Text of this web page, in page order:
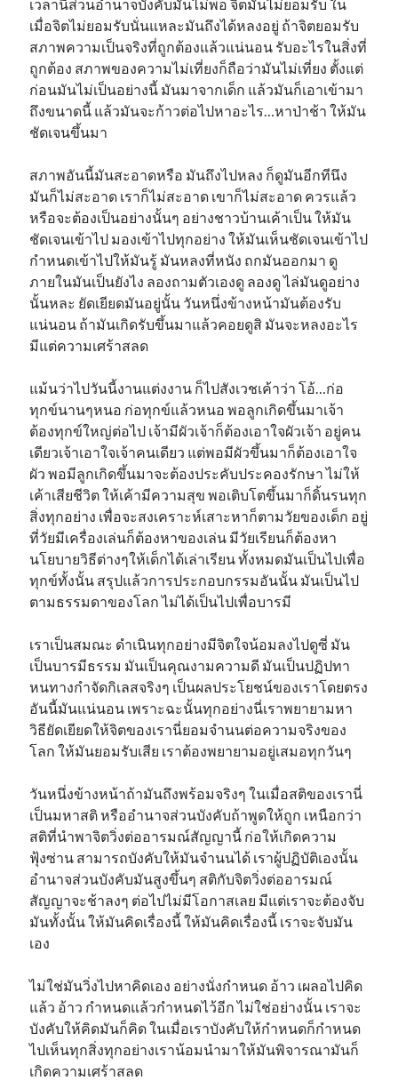
เวลานี้ส่วนอำนาจบังคับมันไม่พอ จิตมันไม่ยอมรับ ใน
เมื่อจิตไม่ยอมรับนั่นแหละมันถึงได้หลงอยู่ ถ้าจิตยอมรับ
สภาพความเป็นจริงที่ถูกต้องแล้วแน่นอน รับอะไรในสิ่งที่
ถูกต้อง สภาพของความไม่เที่ยงก็ถือว่ามันไม่เที่ยง ตั้งแต่
ก่อนมันไม่เป็นอย่างนี้ มันมาจากเด็ก แล้วมันก็เอาเข้ามา
ถึงขนาดนี้ แล้วมันจะก้าวต่อไปหาอะไร…หาป่าช้า ให้มัน
ชัดเจนขึ้นมา
สภาพอันนี้มันสะอาดหรือ มันถึงไปหลง ก็ดูมันอีกทีนึง
มันก็ไม่สะอาด เราก็ไม่สะอาด เขาก็ไม่สะอาด ควรแล้ว
หรือจะต้องเป็นอย่างนั้นๆ อย่างชาวบ้านเค้าเป็น ให้มัน
ชัดเจนเข้าไป มองเข้าไปทุกอย่าง ให้มันเห็นชัดเจนเข้าไป
กำหนดเข้าไปให้มันรู้ มันหลงที่หนัง ถกมันออกมา ดู
ภายในมันเป็นยังไง ลองถามตัวเองดู ลองดู ไล่มันดูอย่าง
นั้นหละ ยัดเยียดมันอยู่นั้น วันหนึ่งข้างหน้ามันต้องรับ
แน่นอน ถ้ามันเกิดรับขึ้นมาแล้วคอยดูสิ มันจะหลงอะไร
มีแต่ความเศร้าสลด
แม้นว่าไปวันนี้งานแต่งงาน ก็ไปสังเวชเค้าว่า โอ้…ก่อ
ทุกข์นานๆหนอ ก่อทุกข์แล้วหนอ พอลูกเกิดขึ้นมาเจ้า
ต้องทุกข์ใหญ่ต่อไป เจ้ามีผัวเจ้าก็ต้องเอาใจผัวเจ้า อยู่คน
เดียวเจ้าเอาใจเจ้าคนเดียว แต่พอมีผัวขึ้นมาก็ต้องเอาใจ
ผัว พอมีลูกเกิดขึ้นมาจะต้องประคับประคองรักษา ไม่ให้
เค้าเสียชีวิต ให้เค้ามีความสุข พอเติบโตขึ้นมาก็ดิ้นรนทุก
สิ่งทุกอย่าง เพื่อจะสงเคราะห์เสาะหาก็ตามวัยของเด็ก อยู่
ที่วัยมีเครื่องเล่นก็ต้องหาของเล่น มีวัยเรียนก็ต้องหา
นโยบายวิธีต่างๆให้เด็กได้เล่าเรียน ทั้งหมดมันเป็นไปเพื่อ
ทุกข์ทั้งนั้น สรุปแล้วการประกอบกรรมอันนั้น มันเป็นไป
ตามธรรมดาของโลก ไม่ได้เป็นไปเพื่อบารมี
เราเป็นสมณะ ดำเนินทุกอย่างมีจิตใจน้อมลงไปดูซี่ มัน
เป็นบารมีธรรม มันเป็นคุณงามความดี มันเป็นปฏิปทา
หนทางกำจัดกิเลสจริงๆ เป็นผลประโยชน์ของเราโดยตรง
อันนี้มันแน่นอน เพราะฉะนั้นทุกอย่างนี่เราพยายามหา
วิธียัดเยียดให้จิตของเรานี่ยอมจำนนต่อความจริงของ
โลก ให้มันยอมรับเสีย เราต้องพยายามอยู่เสมอทุกวันๆ
วันหนึ่งข้างหน้าถ้ามันถึงพร้อมจริงๆ ในเมื่อสติของเรานี่
เป็นมหาสติ หรืออำนาจส่วนบังคับถ้าพูดให้ถูก เหนือกว่า
สติที่นำพาจิตวิ่งต่ออารมณ์สัญญานี้ ก่อให้เกิดความ
ฟุ้งซ่าน สามารถบังคับให้มันจำนนได้ เราผู้ปฏิบัติเองนั้น
อำนาจส่วนบังคับมันสูงขึ้นๆ สติกับจิตวิ่งต่ออารมณ์
สัญญาจะช้าลงๆ ต่อไปไม่มีโอกาสเลย มีแต่เราจะต้องจับ
มันทั้งนั้น ให้มันคิดเรื่องนี้ ให้มันคิดเรื่องนี้ เราจะจับมัน
เอง
ไม่ใช่มันวิ่งไปหาคิดเอง อย่างนั่งกำหนด อ้าว เผลอไปคิด
แล้ว อ้าว กำหนดแล้วกำหนดไว้อีก ไม่ใช่อย่างนั้น เราจะ
บังคับให้คิดมันก็คิด ในเมื่อเราบังคับให้กำหนดก็กำหนด
ไปเห็นทุกสิ่งทุกอย่างเราน้อมนำมาให้มันพิจารณามันก็
เกิดความเศร้าสลด